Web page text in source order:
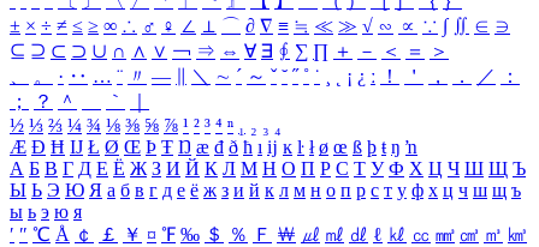
± × ÷ ≠ ≤ ≥ ∞ ∴ ♂ ♀ ∠ ⊥ ⌒ ∂ ∇ ≡ ≒ ≪ ≫ √ ∽ ∝ ∵ ∫ ∬ ∈ ∋
⊆ ⊇ ⊂ ⊃ ∪ ∩ ∧ ∨ ￢ ⇒ ⇔ ∀ ∃ ∮ ∑ ∏ ＋ － ＜ ＝
＞
、
。 · ‥ … ¨ 〃 ― ＼ ∼ ´ ～ ˇ ˘ ˝ ˚ ˙ ¸ ¡ ¿ ː ！ ＇ ， ． ／
：
；
？ ＾ ｀
½ ⅓ ⅔ ¼ ¾ ⅛ ⅜ ⅝ ⅞ ¹ ² ³ ⁴ ⁿ ₁ ₂ ₃ ₄
Æ Ð Ħ Ĳ Ł Ø Œ Þ Ŧ Ŋ æ đ ð ħ ı ĳ ĸ ŀ ł ø œ ß þ ŧ ŋ ŉ
А Б В Г Д Е Ё Ж З И Й К Л М Н О П Р С Т У Ф Х Ц Ч Ш Щ Ъ
Ы Ь Э Ю Я а б в г д е ё ж з и й к л м н о п р с т у ф х ц ч ш щ ъ
ы ь э ю я
′ ″ ℃ Å ￠ ￡ ￥ ¤ ℉ ‰ ＄ ％ Ｆ ￦ ㎕ ㎖ ㎗ ℓ ㎘ ㏄ ㎣ ㎤ ㎥ ㎦